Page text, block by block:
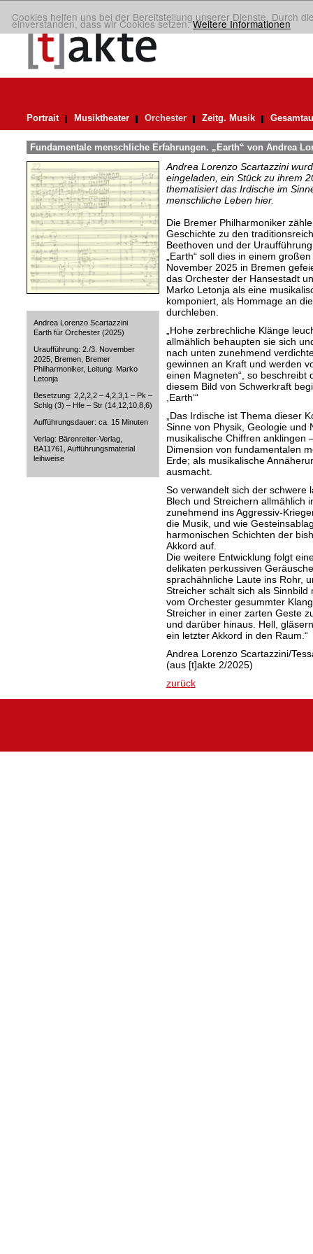
Cookies helfen uns bei der Bereitstellung unserer Dienste. Durch
einverstanden, dass wir Cookies setzen.Weitere Informationen
Portrait Musiktheater Orchester Zeitg. Musik
Fundamentale menschliche Erfahrungen. „Earth“ von Andrea
Andrea Lorenzo Scartazzini
Earth für Orchester (2025)
Uraufführung: 2./3. November
2025, Bremen, Bremer
Philharmoniker, Leitung: Marko
Letonja
Besetzung: 2,2,2,2 – 4,2,3,1 – Pk –
Schlg (3) – Hfe – Str (14,12,10,8,6)
Aufführungsdauer: ca. 15 Minuten
Verlag: Bärenreiter-Verlag,
BA11761, Aufführungsmaterial
leihweise
Andrea Lorenzo Scartazzini
eingeladen, ein Stück zu ihrem
thematisiert das Irdische im
menschliche Leben hier.
Die Bremer Philharmoniker
Geschichte zu den
Beethoven und der
„Earth“ soll dies in einem
November 2025 in Bremen
das Orchester der Hansestadt
Marko Letonja als eine
komponiert, als Hommage an
durchleben.
„Hohe zerbrechliche Klänge
allmählich behaupten sie sich
nach unten zunehmend
gewinnen an Kraft und werden
einen Magneten“, so beschreibt
diesem Bild von Schwerkraft
,Earth‘“
„Das Irdische ist Thema dieser
Sinne von Physik, Geologie und
musikalische Chiffren anklingen
Dimension von fundamentalen
Erde; als musikalische
ausmacht.
So verwandelt sich der schwere
Blech und Streichern allmählich
zunehmend ins Aggressiv-
die Musik, und wie
harmonischen Schichten der
Akkord auf.
Die weitere Entwicklung folgt
delikaten perkussiven
sprachähnliche Laute ins Rohr,
Streicher schält sich als
vom Orchester gesummter
Streicher in einer zarten Geste
und darüber hinaus. Hell,
ein letzter Akkord in den
Andrea Lorenzo Scartazzini/
(aus [t]akte 2/2025)
zurück